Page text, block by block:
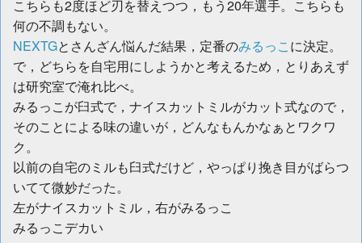
こちらも2度ほど刃を替えつつ，もう20年選手。こちらも
何の不調もない。
NEXTGとさんざん悩んだ結果，定番のみるっこに決定。
で，どちらを自宅用にしようかと考えるため，とりあえず
は研究室で淹れ比べ。
みるっこが臼式で，ナイスカットミルがカット式なので，
そのことによる味の違いが，どんなもんかなぁとワクワ
ク。
以前の自宅のミルも臼式だけど，やっぱり挽き目がばらつ
いてて微妙だった。
左がナイスカットミル，右がみるっこ
みるっこデカい